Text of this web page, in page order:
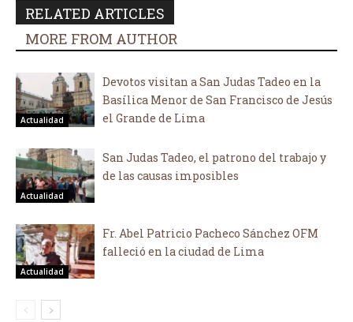
RELATED ARTICLES
MORE FROM AUTHOR
Actualidad
Devotos visitan a San Judas Tadeo en la
Basílica Menor de San Francisco de Jesús
el Grande de Lima
Actualidad
San Judas Tadeo, el patrono del trabajo y
de las causas imposibles
Actualidad
Fr. Abel Patricio Pacheco Sánchez OFM
falleció en la ciudad de Lima